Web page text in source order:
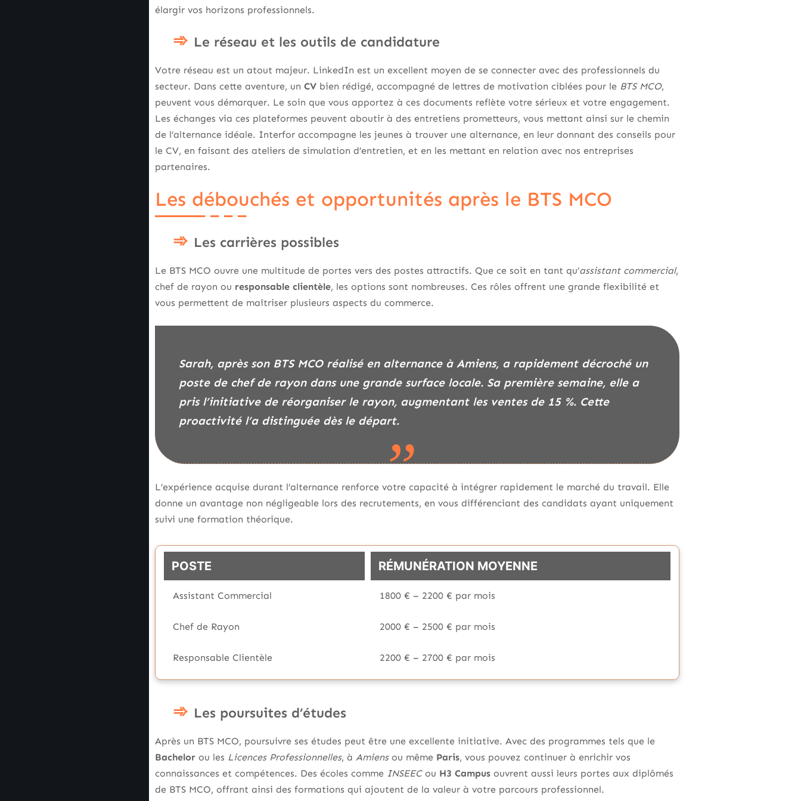
élargir vos horizons professionnels.
Le réseau et les outils de candidature
Votre réseau est un atout majeur. LinkedIn est un excellent moyen de se connecter avec des professionnels du
secteur. Dans cette aventure, un CV bien rédigé, accompagné de lettres de motivation ciblées pour le BTS MCO,
peuvent vous démarquer. Le soin que vous apportez à ces documents reflète votre sérieux et votre engagement.
Les échanges via ces plateformes peuvent aboutir à des entretiens prometteurs, vous mettant ainsi sur le chemin
de l’alternance idéale. Interfor accompagne les jeunes à trouver une alternance, en leur donnant des conseils pour
le CV, en faisant des ateliers de simulation d’entretien, et en les mettant en relation avec nos entreprises
partenaires.
Les débouchés et opportunités après le BTS MCO
Les carrières possibles
Le BTS MCO ouvre une multitude de portes vers des postes attractifs. Que ce soit en tant qu’assistant commercial,
chef de rayon ou responsable clientèle, les options sont nombreuses. Ces rôles offrent une grande flexibilité et
vous permettent de maîtriser plusieurs aspects du commerce.
Sarah, après son BTS MCO réalisé en alternance à Amiens, a rapidement décroché un
poste de chef de rayon dans une grande surface locale. Sa première semaine, elle a
pris l’initiative de réorganiser le rayon, augmentant les ventes de 15 %. Cette
proactivité l’a distinguée dès le départ.
L’expérience acquise durant l’alternance renforce votre capacité à intégrer rapidement le marché du travail. Elle
donne un avantage non négligeable lors des recrutements, en vous différenciant des candidats ayant uniquement
suivi une formation théorique.
POSTE RÉMUNÉRATION MOYENNE
Assistant Commercial 1800 € – 2200 € par mois
Chef de Rayon 2000 € – 2500 € par mois
Responsable Clientèle 2200 € – 2700 € par mois
Les poursuites d’études
Après un BTS MCO, poursuivre ses études peut être une excellente initiative. Avec des programmes tels que le
Bachelor ou les Licences Professionnelles, à Amiensou même Paris, vous pouvez continuer à enrichir vos
connaissances et compétences. Des écoles comme INSEECou H3 Campus ouvrent aussi leurs portes aux diplômés
de BTS MCO, offrant ainsi des formations qui ajoutent de la valeur à votre parcours professionnel.